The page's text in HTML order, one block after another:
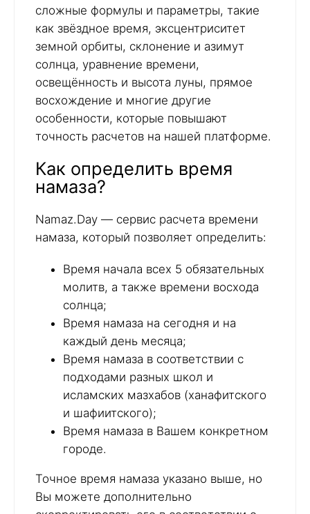
сложные формулы и параметры, такие
как звёздное время, эксцентриситет
земной орбиты, склонение и азимут
солнца, уравнение времени,
освещённость и высота луны, прямое
восхождение и многие другие
особенности, которые повышают
точность расчетов на нашей платформе.
Как определить время
намаза?
Namaz.Day — сервис расчета времени
намаза, который позволяет определить:
Время начала всех 5 обязательных
молитв, а также времени восхода
солнца;
Время намаза на сегодня и на
каждый день месяца;
Время намаза в соответствии с
подходами разных школ и
исламских мазхабов (ханафитского
и шафиитского);
Время намаза в Вашем конкретном
городе.
Точное время намаза указано выше, но
Вы можете дополнительно